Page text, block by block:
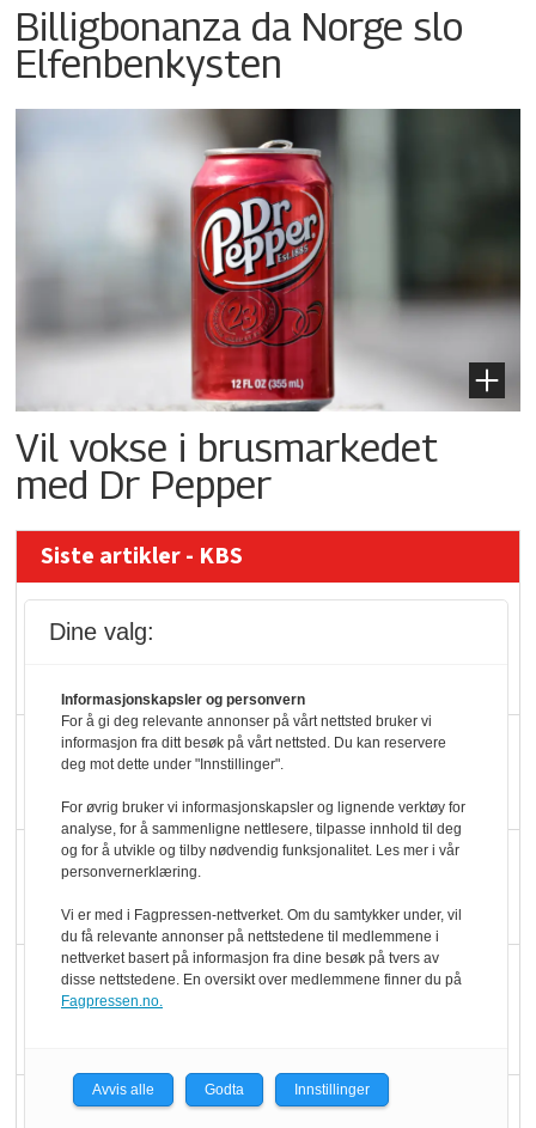
Billigbonanza da Norge slo
Elfenbenkysten
Vil vokse i brusmarkedet
med Dr Pepper
Siste artikler - KBS
velger ladestopp
Ti bensinstasjoner
legger ned hver måned
Potetball, kylling og 98
oktan
KBS-bransjen i
Vokser med ferdigmat
Dine valg:
Informasjonskapsler og personvern
For å gi deg relevante annonser på vårt nettsted bruker vi
informasjon fra ditt besøk på vårt nettsted. Du kan reservere
deg mot dette under "Innstillinger".
For øvrig bruker vi informasjonskapsler og lignende verktøy for
analyse, for å sammenligne nettlesere, tilpasse innhold til deg
og for å utvikle og tilby nødvendig funksjonalitet. Les mer i vår
personvernerklæring.
Vi er med i Fagpressen-nettverket. Om du samtykker under, vil
du få relevante annonser på nettstedene til medlemmene i
nettverket basert på informasjon fra dine besøk på tvers av
disse nettstedene. En oversikt over medlemmene finner du på
Fagpressen.no.
Avvis alle Godta Innstillinger